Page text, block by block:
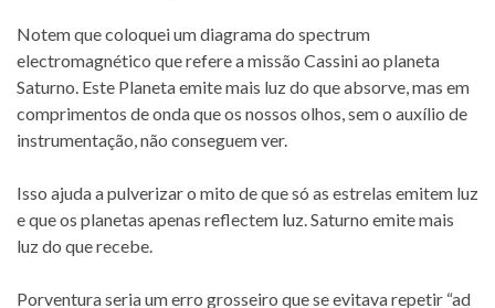
Notem que coloquei um diagrama do spectrum
electromagnético que refere a missão Cassini ao planeta
Saturno. Este Planeta emite mais luz do que absorve, mas em
comprimentos de onda que os nossos olhos, sem o auxílio de
instrumentação, não conseguem ver.
Isso ajuda a pulverizar o mito de que só as estrelas emitem luz
e que os planetas apenas reflectem luz. Saturno emite mais
luz do que recebe.
Porventura seria um erro grosseiro que se evitava repetir “ad